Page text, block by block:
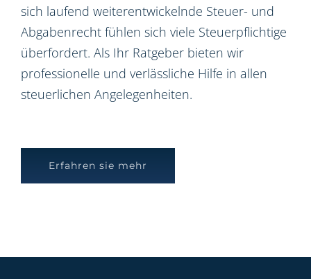
sich laufend weiterentwickelnde Steuer- und
Abgabenrecht fühlen sich viele Steuerpflichtige
überfordert. Als Ihr Ratgeber bieten wir
professionelle und verlässliche Hilfe in allen
steuerlichen Angelegenheiten.
Erfahren sie mehr